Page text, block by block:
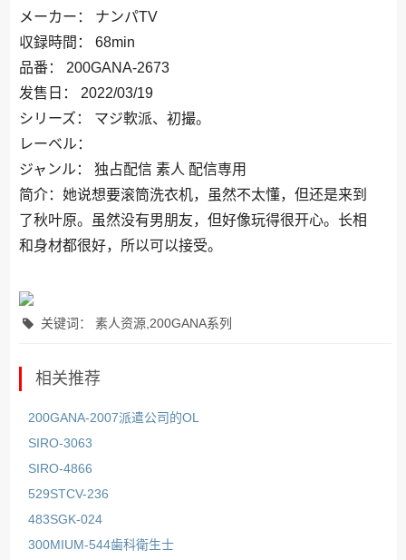
メーカー： ナンパTV
収録時間： 68min
品番： 200GANA-2673
发售日： 2022/03/19
シリーズ： マジ軟派、初撮。
レーベル：
ジャンル： 独占配信 素人 配信専用
简介：她说想要滚筒洗衣机，虽然不太懂，但还是来到
了秋叶原。虽然没有男朋友，但好像玩得很开心。长相
和身材都很好，所以可以接受。
关键词： 素人资源,200GANA系列
相关推荐
200GANA-2007派遣公司的OL
SIRO-3063
SIRO-4866
529STCV-236
483SGK-024
300MIUM-544歯科衛生士